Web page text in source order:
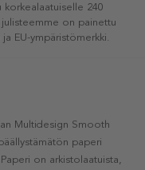
240
on painettu
EU-ympäristömerkki.
Multidesign Smooth
paperi
on arkistolaatuista,